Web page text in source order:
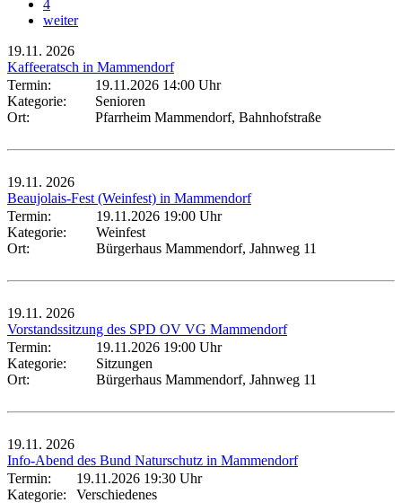
4
weiter
19.11. 2026
Kaffeeratsch in Mammendorf
Termin:
19.11.2026 14:00 Uhr
Kategorie:
Senioren
Ort:
Pfarrheim Mammendorf, Bahnhofstraße
19.11. 2026
Beaujolais-Fest (Weinfest) in Mammendorf
Termin:
19.11.2026 19:00 Uhr
Kategorie:
Weinfest
Ort:
Bürgerhaus Mammendorf, Jahnweg 11
19.11. 2026
Vorstandssitzung des SPD OV VG Mammendorf
Termin:
19.11.2026 19:00 Uhr
Kategorie:
Sitzungen
Ort:
Bürgerhaus Mammendorf, Jahnweg 11
19.11. 2026
Info-Abend des Bund Naturschutz in Mammendorf
Termin:
19.11.2026 19:30 Uhr
Kategorie:
Verschiedenes